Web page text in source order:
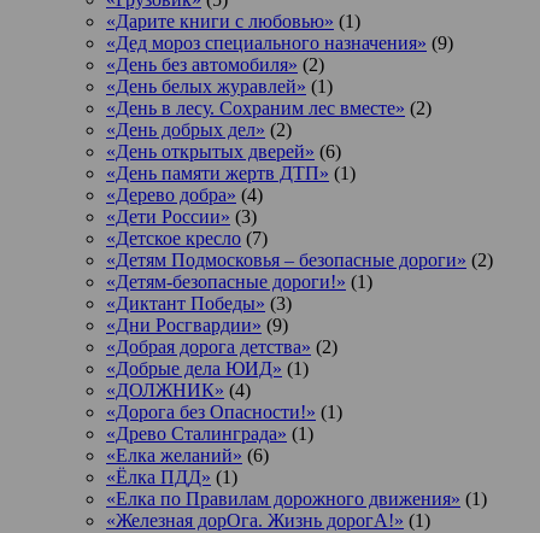
«Дарите книги с любовью» (1)
«Дед мороз специального назначения» (9)
«День без автомобиля» (2)
«День белых журавлей» (1)
«День в лесу. Сохраним лес вместе» (2)
«День добрых дел» (2)
«День открытых дверей» (6)
«День памяти жертв ДТП» (1)
«Дерево добра» (4)
«Дети России» (3)
«Детское кресло (7)
«Детям Подмосковья – безопасные дороги» (2)
«Детям-безопасные дороги!» (1)
«Диктант Победы» (3)
«Дни Росгвардии» (9)
«Добрая дорога детства» (2)
«Добрые дела ЮИД» (1)
«ДОЛЖНИК» (4)
«Дорога без Опасности!» (1)
«Древо Сталинграда» (1)
«Елка желаний» (6)
«Ёлка ПДД» (1)
«Елка по Правилам дорожного движения» (1)
«Железная дорОга. Жизнь дорогА!» (1)